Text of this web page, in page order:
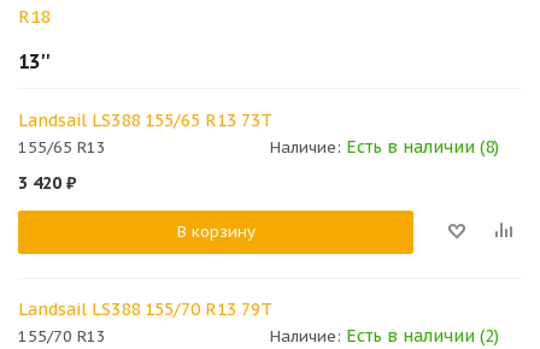
R18
13''
Landsail LS388 155/65 R13 73T
155/65 R13 Наличие: Есть в наличии (8)
3 420 ₽
В корзину
Landsail LS388 155/70 R13 79T
155/70 R13 Наличие: Есть в наличии (2)